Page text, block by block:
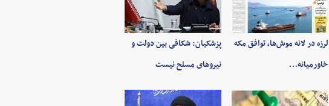
لرزه در لانه موش‌ها، توافق مکه
خاورمیانه…
پزشکیان: شکافی بین دولت و
نیروهای مسلح نیست